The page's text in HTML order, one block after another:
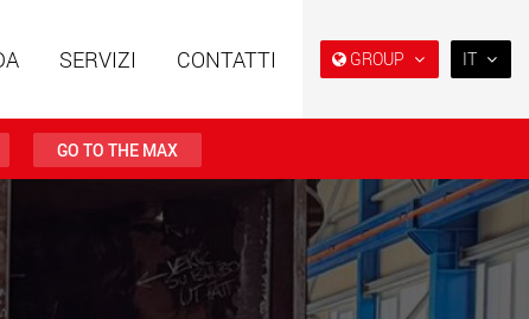
GROUP
speciali con
modulare per
15 t a 123 t
Rimorchi speciali, progettati
per il mercato USA
www.maxtrailer.us
IT
IT
ES
SERVIZI CONTATTI
GO TO THE MAX